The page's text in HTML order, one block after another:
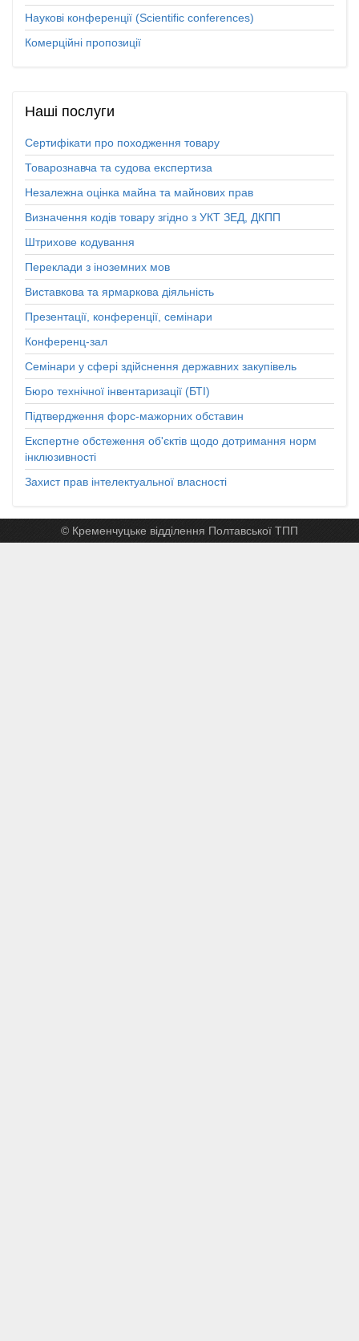
Наукові конференції (Scientific conferences)
Комерційні пропозиції
Наші послуги
Сертифікати про походження товару
Товарознавча та судова експертиза
Незалежна оцінка майна та майнових прав
Визначення кодів товару згідно з УКТ ЗЕД, ДКПП
Штрихове кодування
Переклади з іноземних мов
Виставкова та ярмаркова діяльність
Презентації, конференції, семінари
Конференц-зал
Семінари у сфері здійснення державних закупівель
Бюро технічної інвентаризації (БТІ)
Підтвердження форс-мажорних обставин
Експертне обстеження об'єктів щодо дотримання норм
інклюзивності
Захист прав інтелектуальної власності
© Кременчуцьке відділення Полтавської ТПП